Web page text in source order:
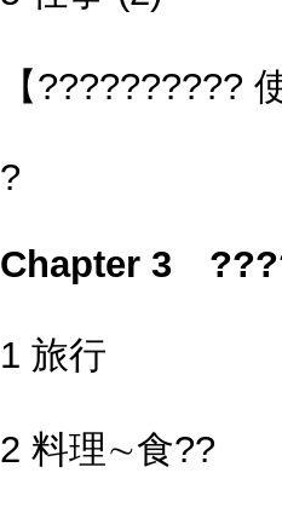
【
?
Chapter 3
1 旅行
2 料理∼食??